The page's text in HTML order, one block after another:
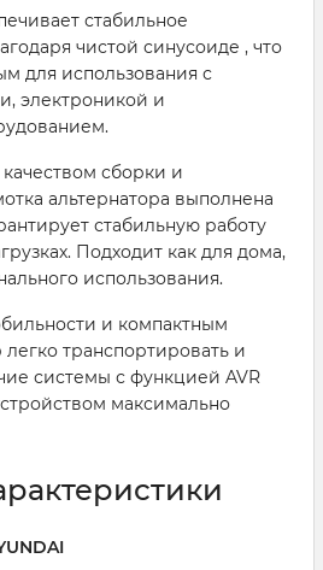
стабильное
чистой синусоиде , что
для использования с
электроникой и
сборки и
альтернатора выполнена
стабильную работу
Подходит как для дома,
использования.
и компактным
транспортировать и
системы с функцией AVR
максимально